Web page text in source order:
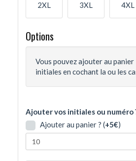
2XL 3XL 4XL
Options
Vous pouvez ajouter au
initiales en cochant la ou les
Ajouter vos initiales ou numéro
Ajouter au panier ? (+5€)